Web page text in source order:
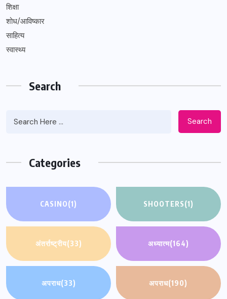
शिक्षा
शोध/आविष्कार
साहित्य
स्वास्थ्य
Search
Search
Categories
CASINO(1) SHOOTERS(1)
अंतर्राष्ट्रीय(33) अध्यात्म(164)
अपराध(33) अपराध(190)